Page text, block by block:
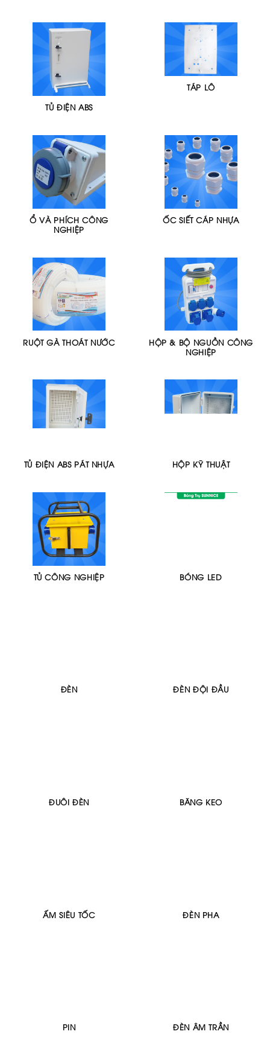
TỦ ĐIỆN ABS
TÁP LÔ
Ổ VÀ PHÍCH CÔNG
NGHIỆP
ỐC SIẾT CÁP NHỰA
RUỘT GÀ THOÁT NƯỚC
HỘP & BỘ NGUỒN CÔNG
NGHIỆP
TỦ ĐIỆN ABS PÁT NHỰA HỘP KỸ THUẬT
TỦ CÔNG NGHIỆP BÓNG LED
ĐÈN ĐÈN ĐỘI ĐẦU
ĐUÔI ĐÈN BĂNG KEO
ẤM SIÊU TỐC ĐÈN PHA
PIN ĐÈN ÂM TRẦN